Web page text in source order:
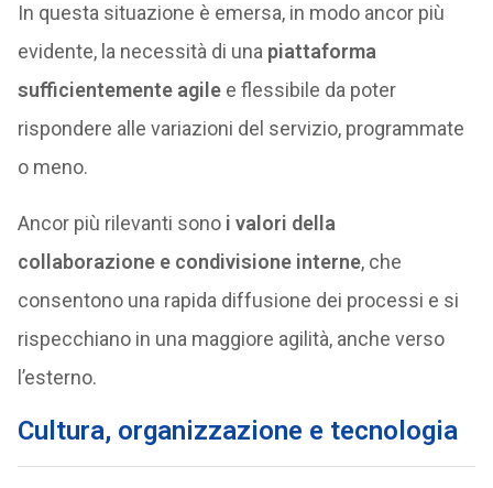
In questa situazione è emersa, in modo ancor più
evidente, la necessità di una piattaforma
sufficientemente agilee flessibile da poter
rispondere alle variazioni del servizio, programmate
o meno.
Ancor più rilevanti sonoi valori della
collaborazione e condivisione interne, che
consentono una rapida diffusione dei processi e si
rispecchiano in una maggiore agilità, anche verso
l’esterno.
Cultura, organizzazione e tecnologia